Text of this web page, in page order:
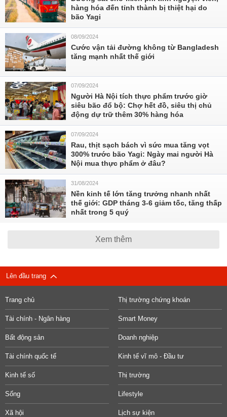
hàng hóa đến tỉnh thành bị thiệt hại do
bão Yagi
08/09/2024
Cước vận tải đường không từ Bangladesh
tăng mạnh nhất thế giới
07/09/2024
Người Hà Nội tích thực phẩm trước giờ
siêu bão đổ bộ: Chợ hết đồ, siêu thị chủ
động dự trữ thêm 30% hàng hóa
07/09/2024
Rau, thịt sạch bách vì sức mua tăng vọt
300% trước bão Yagi: Ngày mai người Hà
Nội mua thực phẩm ở đâu?
31/08/2024
Nền kinh tế lớn tăng trưởng nhanh nhất
thế giới: GDP tháng 3-6 giảm tốc, tăng thấp
nhất trong 5 quý
Xem thêm
Lên đầu trang
Trang chủ Thị trường chứng khoán
Tài chính - Ngân hàng Smart Money
Bất động sản Doanh nghiệp
Tài chính quốc tế Kinh tế vĩ mô - Đầu tư
Kinh tế số Thị trường
Sống Lifestyle
Xã hội Lịch sự kiện